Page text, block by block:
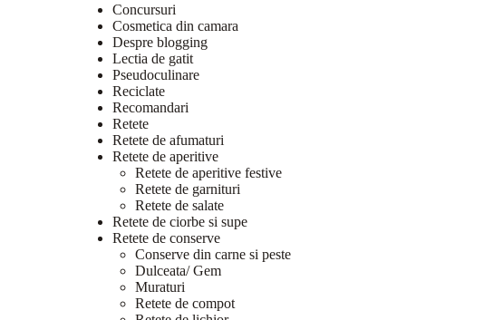
Concursuri
Cosmetica din camara
Despre blogging
Lectia de gatit
Pseudoculinare
Reciclate
Recomandari
Retete
Retete de afumaturi
Retete de aperitive
Retete de aperitive festive
Retete de garnituri
Retete de salate
Retete de ciorbe si supe
Retete de conserve
Conserve din carne si peste
Dulceata/ Gem
Muraturi
Retete de compot